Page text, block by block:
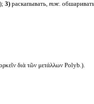
3)раскапывать, тж.
διὰ τῶν μετάλλων Polyb.).